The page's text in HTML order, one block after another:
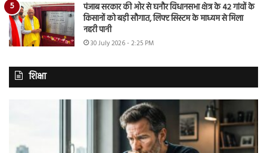
पंजाब सरकार की ओर से घनौर विधानसभा क्षेत्र के 42 गांवों के
किसानों को बड़ी सौगात, लिफ्ट सिस्टम के माध्यम से मिला
नहरी पानी
30 July 2026 - 2:25 PM
शिक्षा